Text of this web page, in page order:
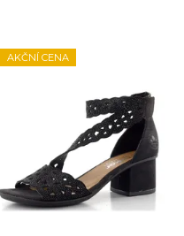
AKČNÍ CENA